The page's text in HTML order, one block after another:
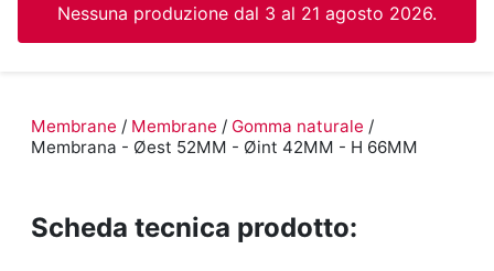
Nessuna produzione dal 3 al 21 agosto 2026.
Membrane / Membrane / Gomma naturale /
Membrana - Øest 52MM - Øint 42MM - H 66MM
Scheda tecnica prodotto: